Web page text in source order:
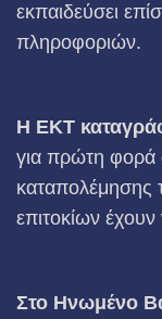
εκπαιδεύσει
πληροφοριών.
Η ΕΚΤ
για πρώτη φορά
καταπολέμησης
επιτοκίων
Στο Ηνωμένο